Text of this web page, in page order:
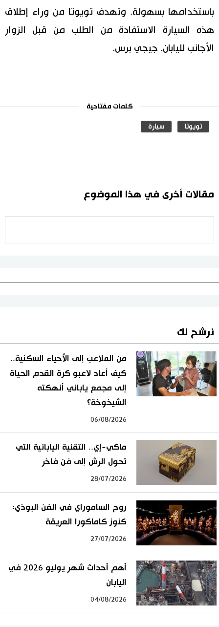
لايف ستايل
باستخدامها بسهولة. وتهدف تويوتا من وراء إطلاق
هذه السيارة الاستفادة من الطلب من قبل الزوار
الأجانب لليابان. جيجي برس.
كلمات مفتاحية
تويوتا سيارة
مقالات أخرى في هذا الموضوع
نرشح لك
من الملاعب إلى الأحياء السكنية..
كيف أعاد لاعبو كرة القدم الحياة
إلى مجمع ياباني أنهكته
الشيخوخة؟
06/08/2026
ماكي-إي.. التقنية اليابانية التي
تحول الرش إلى فن فاخر
28/07/2026
روح الساموراي في الفن البوذي:
كنوز كاماكورا العريقة
27/07/2026
أهم أحداث شهر يوليو 2026 في
اليابان
04/08/2026